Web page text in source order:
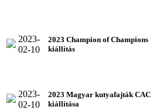
2023-
02-10
2023 Champion of Champions
kiállítás
2023-
02-10
2023 Magyar kutyafajták CAC
kiállítása